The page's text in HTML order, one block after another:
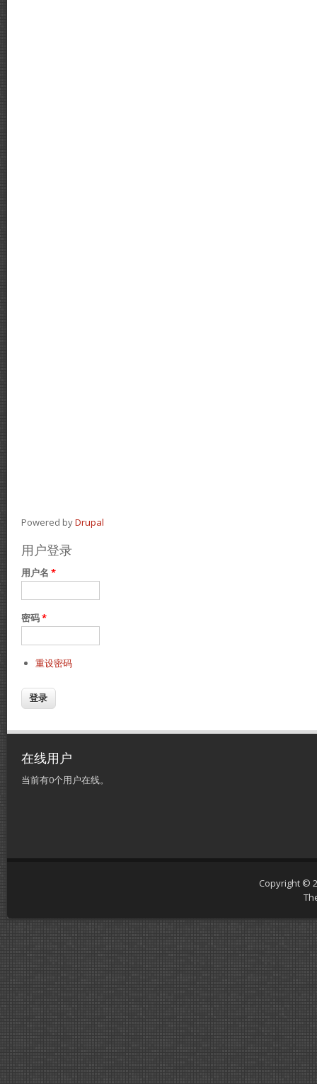
Powered byDrupal
用户登录
用户名 *
密码*
重设密码
在线用户
当前有0个用户在线。
Copyright ©